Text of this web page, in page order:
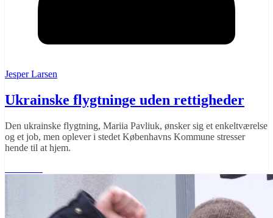
Jesper Larsen
Ukrainske flygtninge uden rettigheder
Den ukrainske flygtning, Mariia Pavliuk, ønsker sig et enkeltværelse
og et job, men oplever i stedet Københavns Kommune stresser
hende til at hjem.